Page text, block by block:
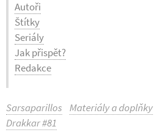
Autoři
Štítky
Seriály
Jak přispět?
Redakce
Sarsaparillos Materiály a doplňky
Drakkar #81